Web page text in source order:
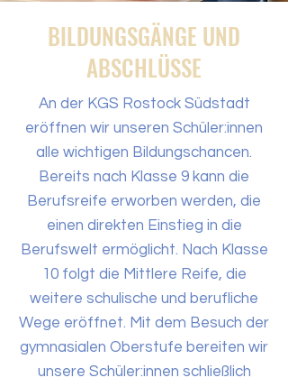
BILDUNGSGÄNGE UND
ABSCHLÜSSE
An der KGS Rostock Südstadt
eröffnen wir unseren Schüler:innen
alle wichtigen Bildungschancen.
Bereits nach Klasse 9 kann die
Berufsreife erworben werden, die
einen direkten Einstieg in die
Berufswelt ermöglicht. Nach Klasse
10 folgt die Mittlere Reife, die
weitere schulische und berufliche
Wege eröffnet. Mit dem Besuch der
gymnasialen Oberstufe bereiten wir
unsere Schüler:innen schließlich